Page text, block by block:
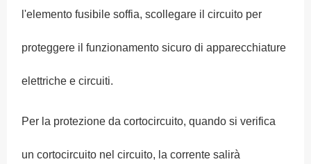
l'elemento fusibile soffia, scollegare il circuito per
proteggere il funzionamento sicuro di apparecchiature
elettriche e circuiti.
Per la protezione da cortocircuito, quando si verifica
un cortocircuito nel circuito, la corrente salirà